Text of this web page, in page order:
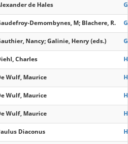
de Hales
Demombynes, M; Blachere, R.
Nancy; Galinie, Henry (eds.)
Charles
Wulf, Maurice
Wulf, Maurice
Wulf, Maurice
Diaconus